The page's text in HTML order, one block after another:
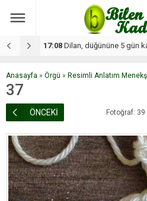
17:08 Dilan, düğününe 5 gün
Anasayfa » Örgü » Resimli Anlatım
37
ÖNCEKİ Fotoğraf: